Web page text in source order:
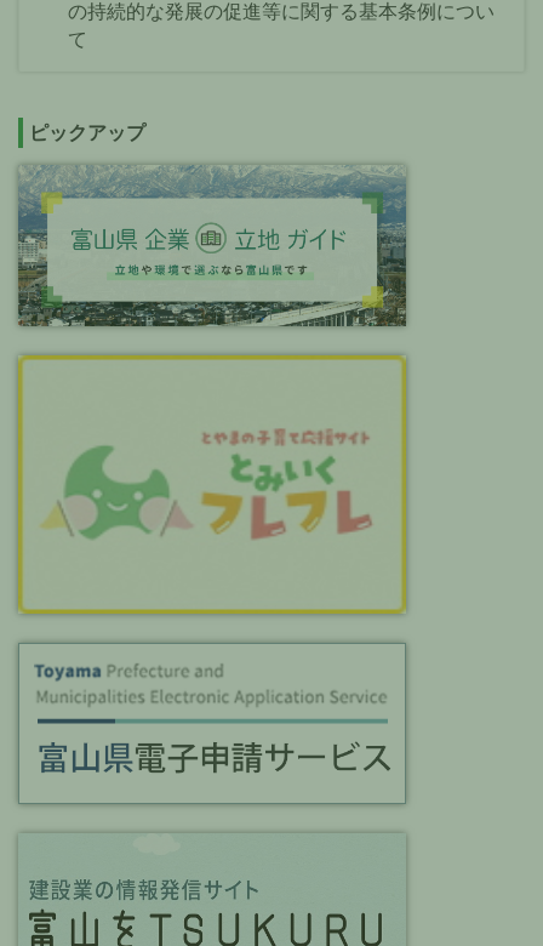
の持続的な発展の促進等に関する基本条例につい
て
ピックアップ